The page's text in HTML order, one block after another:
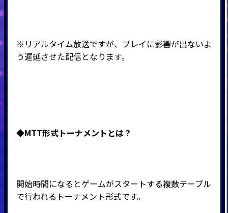
※リアルタイム放送ですが、プレイに影響が出ないよ
う遅延させた配信となります。
◆MTT形式トーナメントとは？
開始時間になるとゲームがスタートする複数テーブル
で行われるトーナメント形式です。